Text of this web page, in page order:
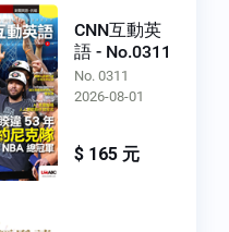
CNN互動英
語 - No.0311
No. 0311
2026-08-01
$ 165 元